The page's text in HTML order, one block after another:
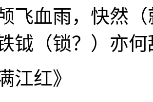
飞血雨，快然
钺（锁？）亦
江红》